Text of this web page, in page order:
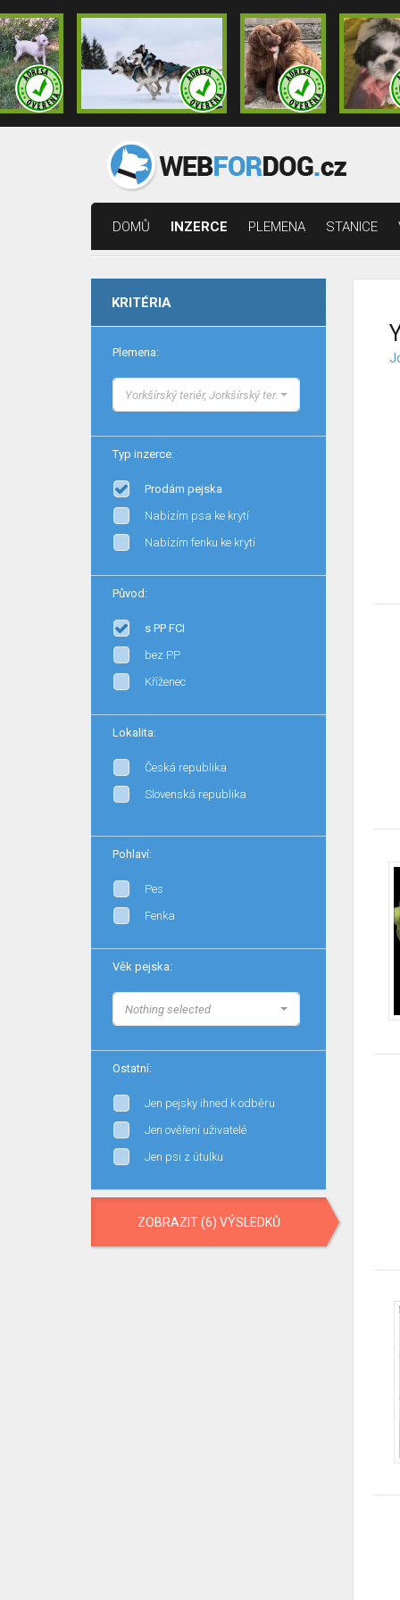
DOMŮ INZERCE PLEMENA STANICE
KRITÉRIA
Plemena:
Yorkšírský teriér, Jorkšírský teriér
Typ inzerce:
Prodám pejska
Nabízím psa ke krytí
Nabízím fenku ke krytí
Původ:
s PP FCI
bez PP
Kříženec
Lokalita:
Česká republika
Slovenská republika
Pohlaví:
Pes
Fenka
Věk pejska:
Nothing selected
Ostatní:
Jen pejsky ihned k odběru
Jen ověření uživatelé
Jen psi z útulku
ZOBRAZIT (6) VÝSLEDKŮ